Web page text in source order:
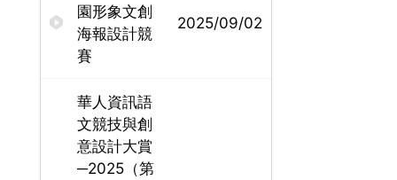
園形象文創
海報設計競
賽
2025/09/02
華人資訊語
文競技與創
意設計大賞
─2025（第